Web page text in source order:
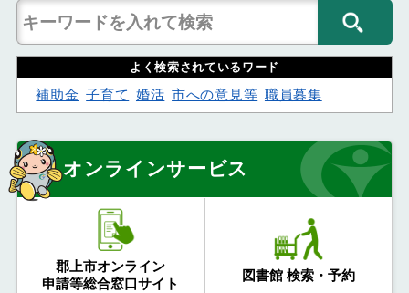
よく検索されているワード
補助金 子育て 婚活 市への意見等 職員募集
オンラインサービス
郡上市オンライン
申請等総合窓口サイト
図書館 検索・予約